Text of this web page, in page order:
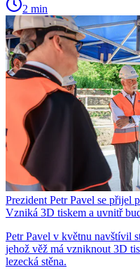
2 min
Prezident Petr Pavel se přijel
Vzniká 3D tiskem a uvnitř
Petr Pavel v květnu navštívil
jehož věž má vzniknout 3D
lezecká stěna.